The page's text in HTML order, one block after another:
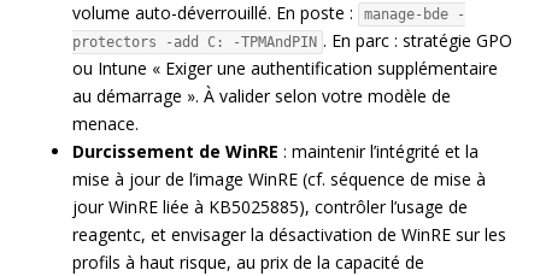
volume auto-déverrouillé. En poste :
manage-bde -
protectors -add C: -TPMAndPIN . En parc : stratégie GPO
ou Intune « Exiger une authentification supplémentaire
au démarrage ». À valider selon votre modèle de
menace.
Durcissement de WinRE : maintenir l’intégrité et la
mise à jour de l’image WinRE (cf. séquence de mise à
jour WinRE liée à KB5025885), contrôler l’usage de
reagentc, et envisager la désactivation de WinRE sur les
profils à haut risque, au prix de la capacité de